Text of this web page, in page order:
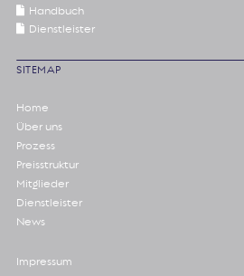
Handbuch
Dienstleister
SITEMAP
Home
Über uns
Prozess
Preisstruktur
Mitglieder
Dienstleister
News
Impressum